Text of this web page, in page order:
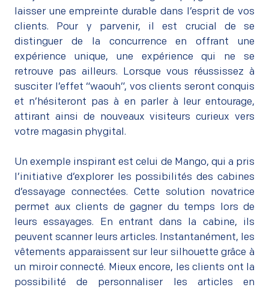
laisser une empreinte durable dans l’esprit de vos
clients. Pour y parvenir, il est crucial de se
distinguer de la concurrence en offrant une
expérience unique, une expérience qui ne se
retrouve pas ailleurs. Lorsque vous réussissez à
susciter l’effet “waouh”, vos clients seront conquis
et n’hésiteront pas à en parler à leur entourage,
attirant ainsi de nouveaux visiteurs curieux vers
votre magasin phygital.
Un exemple inspirant est celui de Mango, qui a pris
l’initiative d’explorer les possibilités des cabines
d’essayage connectées. Cette solution novatrice
permet aux clients de gagner du temps lors de
leurs essayages. En entrant dans la cabine, ils
peuvent scanner leurs articles. Instantanément, les
vêtements apparaissent sur leur silhouette grâce à
un miroir connecté. Mieux encore, les clients ont la
possibilité de personnaliser les articles en